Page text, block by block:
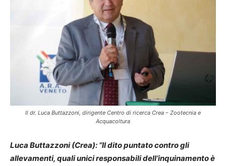
Il dr. Luca Buttazzoni, dirigente Centro di ricerca Crea – Zootecnia e
Acquacoltura
Luca Buttazzoni (Crea): “Il dito puntato contro gli
allevamenti, quali unici responsabili dell’inquinamento è